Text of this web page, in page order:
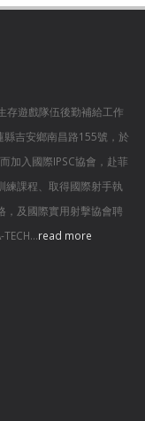
存遊戲隊伍後勤補給工作
吉安鄉南昌路155號，於
加入國際IPSC協會，赴菲
練課程、取得國際射手執
，及國際實用射擊協會聘
read more